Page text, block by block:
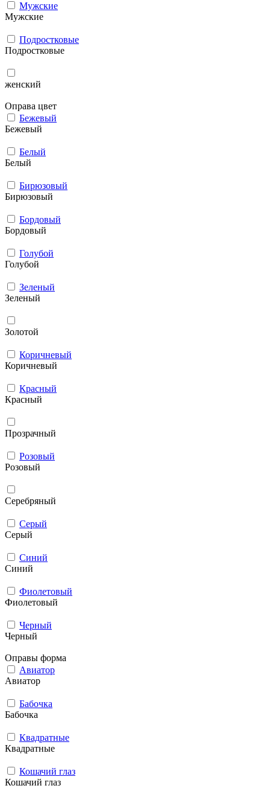
Мужcкие
Мужcкие
Подростковые
Подростковые
женский
Оправа цвет
Бежевый
Бежевый
Белый
Белый
Бирюзовый
Бирюзовый
Бордовый
Бордовый
Голубой
Голубой
Зеленый
Зеленый
Золотой
Коричневый
Коричневый
Красный
Красный
Прозрачный
Розовый
Розовый
Серебряный
Серый
Серый
Синий
Синий
Фиолетовый
Фиолетовый
Черный
Черный
Оправы форма
Авиатор
Авиатор
Бабочка
Бабочка
Квадратные
Квадратные
Кошачий глаз
Кошачий глаз